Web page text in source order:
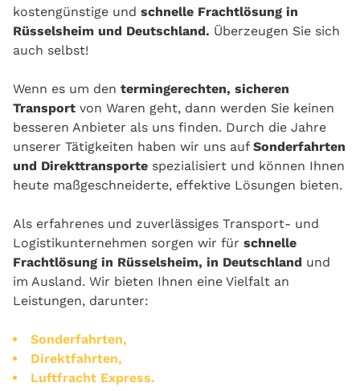
kostengünstige und schnelle Frachtlösung in
Rüsselsheim und Deutschland. Überzeugen Sie sich
auch selbst!
Wenn es um den termingerechten, sicheren
Transport von Waren geht, dann werden Sie keinen
besseren Anbieter als uns finden. Durch die Jahre
unserer Tätigkeiten haben wir uns auf Sonderfahrten
und Direkttransporte spezialisiert und können Ihnen
heute maßgeschneiderte, effektive Lösungen bieten.
Als erfahrenes und zuverlässiges Transport- und
Logistikunternehmen sorgen wir für schnelle
Frachtlösung in Rüsselsheim, in Deutschland und
im Ausland. Wir bieten Ihnen eine Vielfalt an
Leistungen, darunter:
Sonderfahrten,
Direktfahrten,
Luftfracht Express.